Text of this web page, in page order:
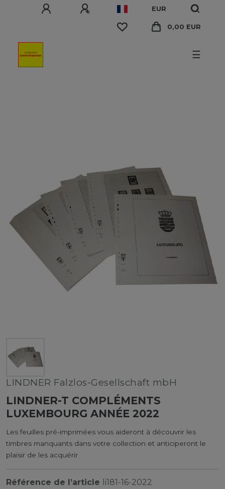
EUR
0,00 EUR
☰
LINDNER Falzlos-Gesellschaft mbH
LINDNER-T COMPLÉMENTS
LUXEMBOURG ANNÉE 2022
Les feuilles pré-imprimées vous aideront à découvrir les
timbres manquants dans votre collection et anticiperont le
plaisir de les acquérir
Référence de l’article li181-16-2022